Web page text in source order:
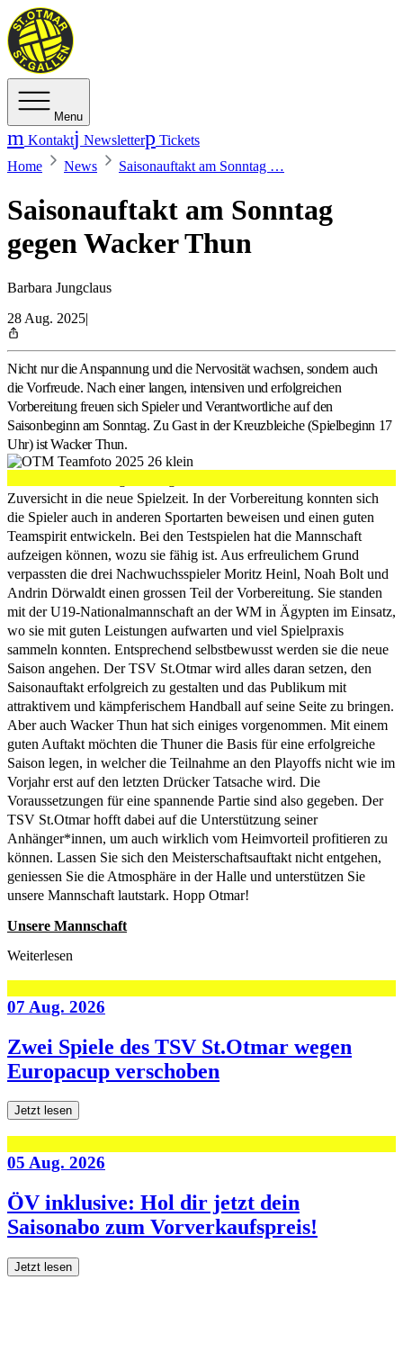
Menu
Kontakt Newsletter
Tickets
Home
News Saisonauftakt am Sonntag …
Saisonauftakt am Sonntag
gegen Wacker Thun
Barbara Jungclaus
28 Aug. 2025|
Nicht nur die Anspannung und die Nervosität wachsen, sondern auch
die Vorfreude. Nach einer langen, intensiven und erfolgreichen
Vorbereitung freuen sich Spieler und Verantwortliche auf den
Saisonbeginn am Sonntag. Zu Gast in der Kreuzbleiche (Spielbeginn 17
Uhr) ist Wacker Thun.
Zuversicht in die neue Spielzeit. In der Vorbereitung konnten sich
die Spieler auch in anderen Sportarten beweisen und einen guten
Teamspirit entwickeln. Bei den Testspielen hat die Mannschaft
aufzeigen können, wozu sie fähig ist. Aus erfreulichem Grund
verpassten die drei Nachwuchsspieler Moritz Heinl, Noah Bolt und
Andrin Dörwaldt einen grossen Teil der Vorbereitung. Sie standen
mit der U19-Nationalmannschaft an der WM in Ägypten im Einsatz,
wo sie mit guten Leistungen aufwarten und viel Spielpraxis
sammeln konnten. Entsprechend selbstbewusst werden sie die neue
Saison angehen. Der TSV St.Otmar wird alles daran setzen, den
Saisonauftakt erfolgreich zu gestalten und das Publikum mit
attraktivem und kämpferischem Handball auf seine Seite zu bringen.
Aber auch Wacker Thun hat sich einiges vorgenommen. Mit einem
guten Auftakt möchten die Thuner die Basis für eine erfolgreiche
Saison legen, in welcher die Teilnahme an den Playoffs nicht wie im
Vorjahr erst auf den letzten Drücker Tatsache wird. Die
Voraussetzungen für eine spannende Partie sind also gegeben. Der
TSV St.Otmar hofft dabei auf die Unterstützung seiner
Anhänger*innen, um auch wirklich vom Heimvorteil profitieren zu
können. Lassen Sie sich den Meisterschaftsauftakt nicht entgehen,
geniessen Sie die Atmosphäre in der Halle und unterstützen Sie
unsere Mannschaft lautstark. Hopp Otmar!
Unsere Mannschaft
Weiterlesen
07 Aug. 2026
Zwei Spiele des TSV St.Otmar wegen
Europacup verschoben
Jetzt lesen
05 Aug. 2026
ÖV inklusive: Hol dir jetzt dein
Saisonabo zum Vorverkaufspreis!
Jetzt lesen